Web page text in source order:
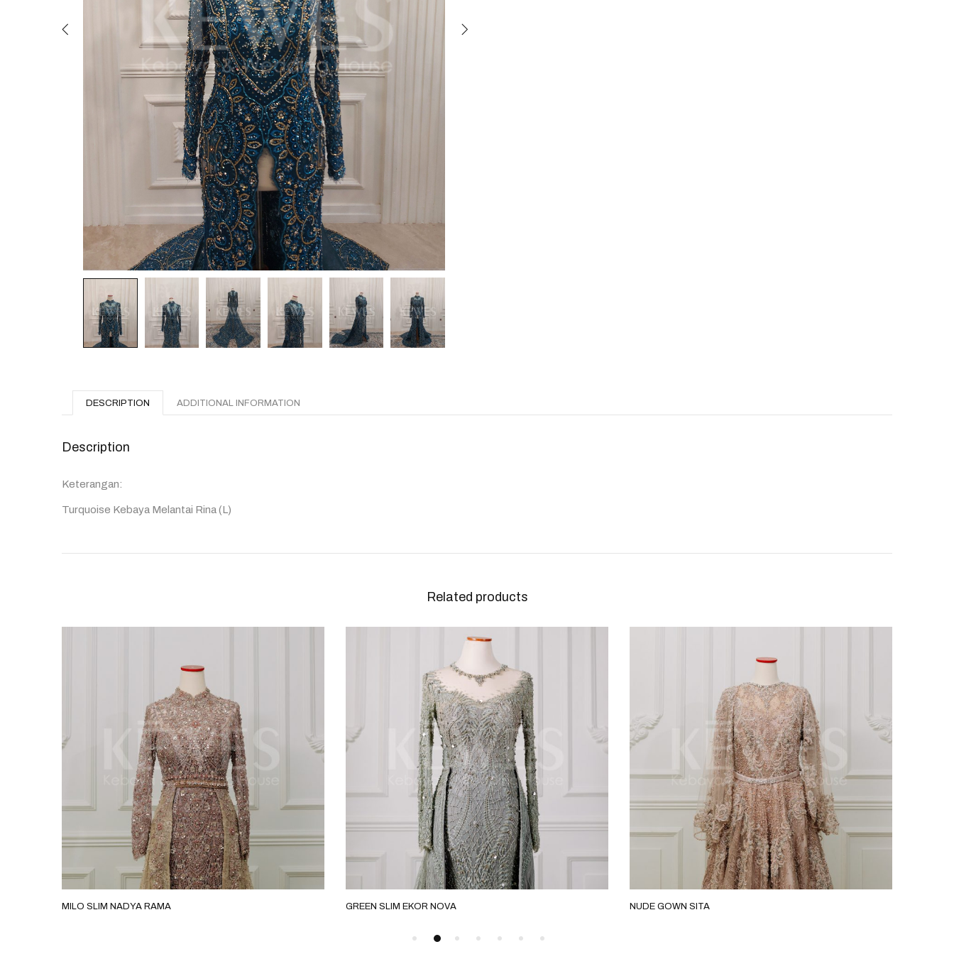
DESCRIPTION ADDITIONAL INFORMATION
Description
Keterangan:
Turquoise Kebaya Melantai Rina (L)
Related products
MILO SLIM NADYA RAMA GREEN SLIM EKOR NOVA NUDE GOWN SITA